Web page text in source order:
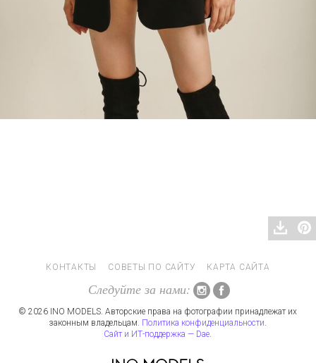
КОНТАКТЫ СОВЕТЫ ПО САЙТУ КАРТА САЙТА
Следуйте за нами:
© 2026 INO MODELS. Авторские права на фотографии принадлежат их
законным владельцам. Политика конфиденциальности.
Сайт и ИТ-поддержка — Dae.